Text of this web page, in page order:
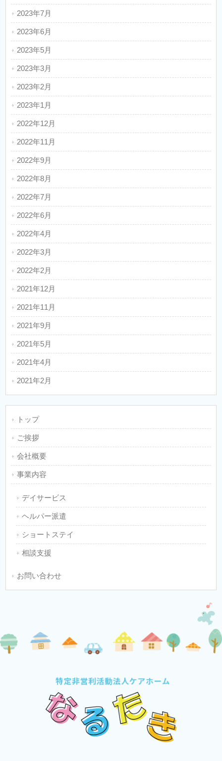
2023年7月
2023年6月
2023年5月
2023年3月
2023年2月
2023年1月
2022年12月
2022年11月
2022年9月
2022年8月
2022年7月
2022年6月
2022年4月
2022年3月
2022年2月
2021年12月
2021年11月
2021年9月
2021年5月
2021年4月
2021年2月
トップ
ご挨拶
会社概要
事業内容
デイサービス
ヘルパー派遣
ショートステイ
相談支援
お問い合わせ